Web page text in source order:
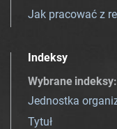
Jak pracować z
Indeksy
Wybrane indeksy:
Jednostka
Tytuł